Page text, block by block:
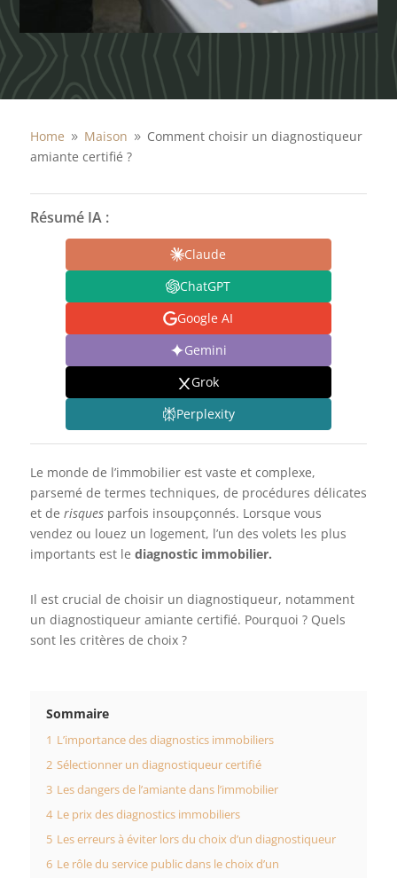
Home 9 Maison 9 Comment choisir un diagnostiqueur
amiante certifié ?
Résumé IA :
Claude
ChatGPT
Google AI
Gemini
Grok
Perplexity
Le monde de l’immobilier est vaste et complexe,
parsemé de termes techniques, de procédures délicates
et de risques parfois insoupçonnés. Lorsque vous
vendez ou louez un logement, l’un des volets les plus
importants est le diagnostic immobilier.
Il est crucial de choisir un diagnostiqueur, notamment
un diagnostiqueur amiante certifié. Pourquoi ? Quels
sont les critères de choix ?
Sommaire
1 L’importance des diagnostics immobiliers
2 Sélectionner un diagnostiqueur certifié
3 Les dangers de l’amiante dans l’immobilier
4 Le prix des diagnostics immobiliers
5 Les erreurs à éviter lors du choix d’un diagnostiqueur
6 Le rôle du service public dans le choix d’un